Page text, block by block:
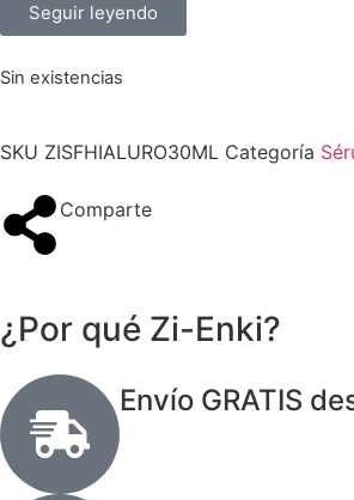
Seguir leyendo
Sin existencias
SKU ZISFHIALURO30ML Categoría
Comparte
¿Por qué Zi-Enki?
Envío GRATIS